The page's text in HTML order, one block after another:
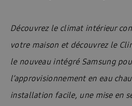
Découvrez le climat intérieur
votre maison et découvrez le
le nouveau intégré Samsung
l’approvisionnement en eau
installation facile, une mise en